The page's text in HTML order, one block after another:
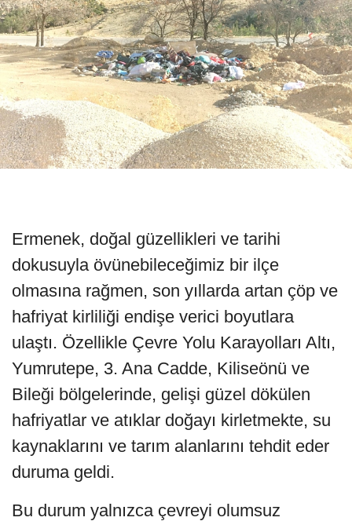
Ermenek, doğal güzellikleri ve tarihi
dokusuyla övünebileceğimiz bir ilçe
olmasına rağmen, son yıllarda artan çöp ve
hafriyat kirliliği endişe verici boyutlara
ulaştı. Özellikle Çevre Yolu Karayolları Altı,
Yumrutepe, 3. Ana Cadde, Kiliseönü ve
Bileği bölgelerinde, gelişi güzel dökülen
hafriyatlar ve atıklar doğayı kirletmekte, su
kaynaklarını ve tarım alanlarını tehdit eder
duruma geldi.
Bu durum yalnızca çevreyi olumsuz